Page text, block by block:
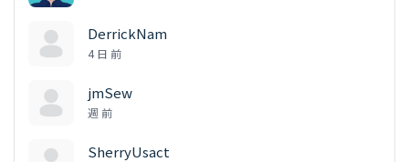
DerrickNam
4 日 前
jmSew
週 前
SherryUsact